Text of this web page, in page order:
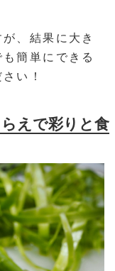
、結果に大き
簡単にできる
い！
えで彩りと食